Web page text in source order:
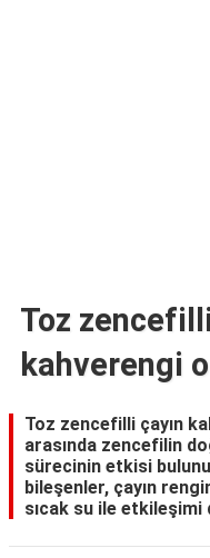
Toz
kahverengi
Toz zencefilli çayın
arasında zencefilin
sürecinin etkisi
bileşenler, çayın
sıcak su ile